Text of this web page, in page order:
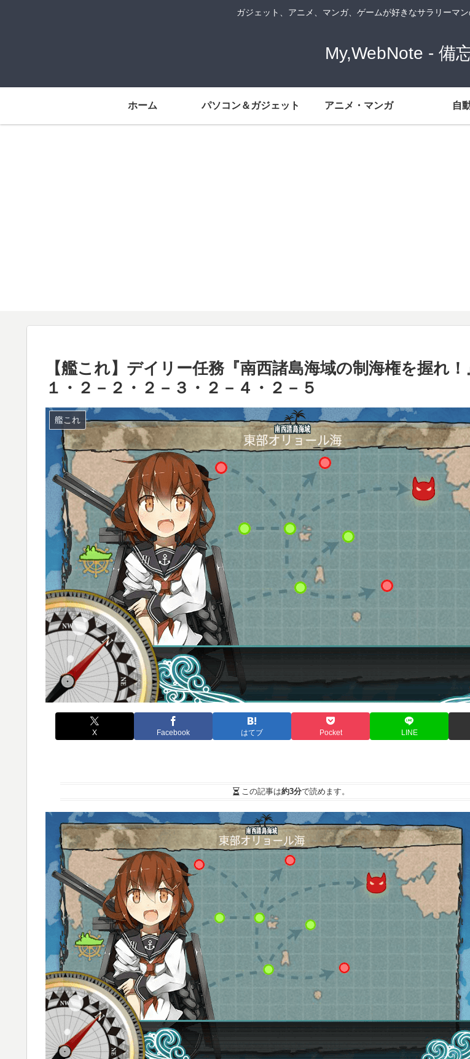
ガジェット、アニメ、マンガ、ゲームが好きなサラリーマ
My,WebNote - 備
ホーム パソコン＆ガジェット アニメ・マンガ 自
【艦これ】デイリー任務『南西諸島海域の制海権を握れ！
１・２－２・２－３・２－４・２－５
艦これ
X Facebook はてブ Pocket LINE
この記事は約3分で読めます。